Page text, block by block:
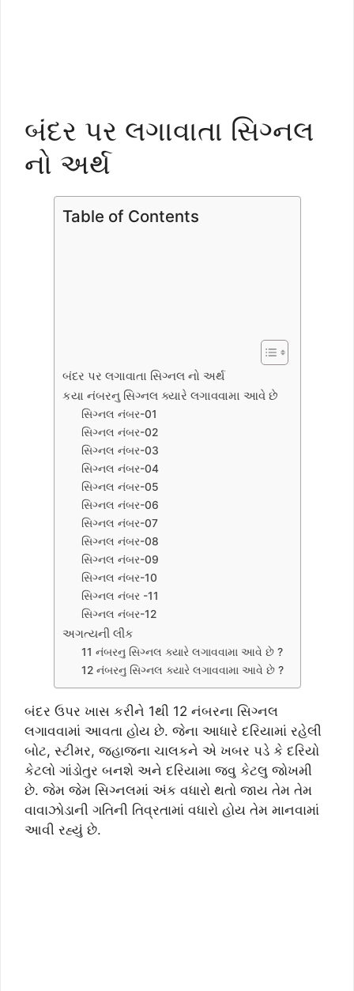
બંદર પર લગાવાતા સિગ્નલ
નો અર્થ
Table of Contents
બંદર પર લગાવાતા સિગ્નલ નો અર્થ
કયા નંબરનુ સિગ્નલ ક્યારે લગાવવામા આવે છે
સિગ્નલ નંબર-01
સિગ્નલ નંબર-02
સિગ્નલ નંબર-03
સિગ્નલ નંબર-04
સિગ્નલ નંબર-05
સિગ્નલ નંબર-06
સિગ્નલ નંબર-07
સિગ્નલ નંબર-08
સિગ્નલ નંબર-09
સિગ્નલ નંબર-10
સિગ્નલ નંબર -11
સિગ્નલ નંબર-12
અગત્યની લીંક
11 નંબરનુ સિગ્નલ ક્યારે લગાવવામા આવે છે ?
12 નંબરનુ સિગ્નલ ક્યારે લગાવવામા આવે છે ?
બંદર ઉપર ખાસ કરીને 1થી 12 નંબરના સિગ્નલ
લગાવવામાં આવતા હોય છે. જેના આધારે દરિયામાં રહેલી
બોટ, સ્ટીમર, જહાજના ચાલકને એ ખબર પડે કે દરિયો
કેટલો ગાંડોતુર બનશે અને દરિયામા જવુ કેટલુ જોખમી
છે. જેમ જેમ સિગ્નલમાં અંક વધારો થતો જાય તેમ તેમ
વાવાઝોડાની ગતિની તિવ્રતામાં વધારો હોય તેમ માનવામાં
આવી રહ્યું છે.